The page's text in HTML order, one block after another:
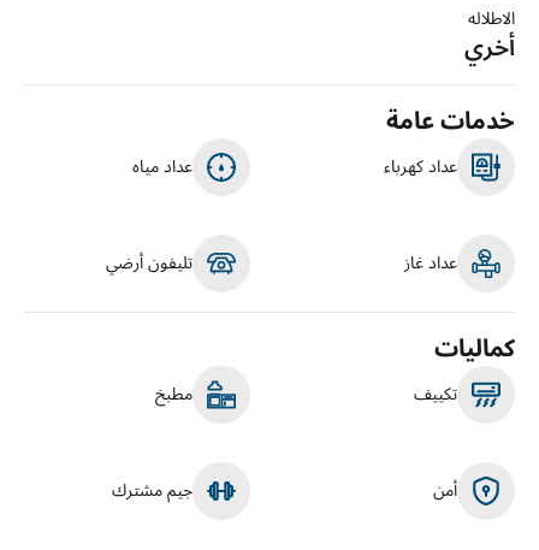
الاطلاله
أخري
خدمات عامة
عداد كهرباء عداد مياه
عداد غاز تليفون أرضي
كماليات
تكييف مطبخ
أمن جيم مشترك